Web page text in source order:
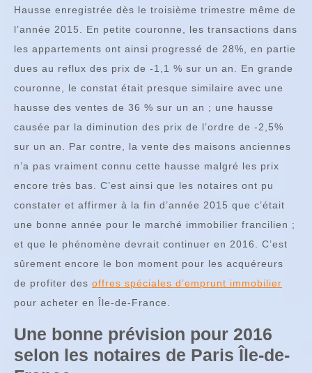
Hausse enregistrée dès le troisième trimestre même de
l’année 2015. En petite couronne, les transactions dans
les appartements ont ainsi progressé de 28%, en partie
dues au reflux des prix de -1,1 % sur un an. En grande
couronne, le constat était presque similaire avec une
hausse des ventes de 36 % sur un an ; une hausse
causée par la diminution des prix de l’ordre de -2,5%
sur un an. Par contre, la vente des maisons anciennes
n’a pas vraiment connu cette hausse malgré les prix
encore très bas. C’est ainsi que les notaires ont pu
constater et affirmer à la fin d’année 2015 que c’était
une bonne année pour le marché immobilier francilien ;
et que le phénomène devrait continuer en 2016. C’est
sûrement encore le bon moment pour les acquéreurs
de profiter des offres spéciales d’emprunt immobilier
pour acheter en Île-de-France.
Une bonne prévision pour 2016
selon les notaires de Paris Île-de-